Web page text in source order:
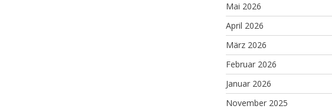
Mai 2026
April 2026
März 2026
Februar 2026
Januar 2026
November 2025